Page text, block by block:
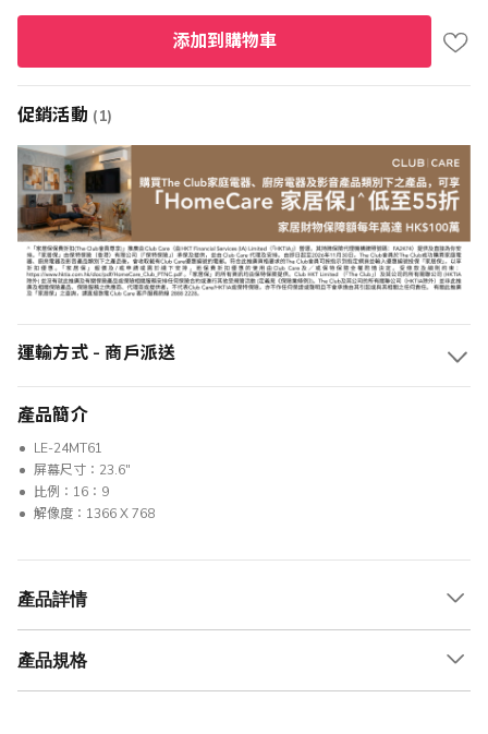
添加到購物車
促銷活動 (1)
運輸方式 - 商戶派送
產品簡介
LE-24MT61
屏幕尺寸：23.6"
比例：16：9
解像度：1366 X 768
產品詳情
產品規格